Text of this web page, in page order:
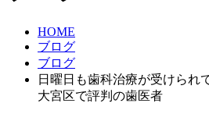
HOME
ブログ
ブログ
日曜日も歯科治療が受けられ
大宮区で評判の歯医者